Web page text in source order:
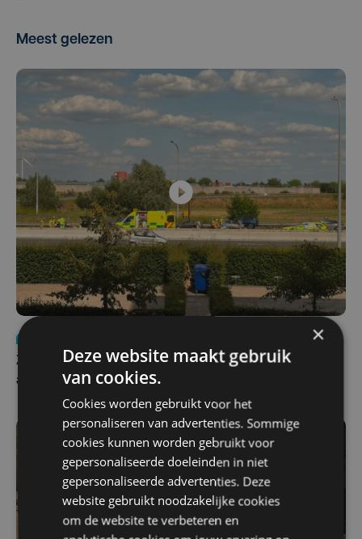
Meest gelezen
Zwaar ongeval op E403 in Izegem: drie rijstroken
afgesloten
×
Deze website maakt gebruik
van cookies.
Cookies worden gebruikt voor het
personaliseren van advertenties. Sommige
cookies kunnen worden gebruikt voor
gepersonaliseerde doeleinden in niet
gepersonaliseerde advertenties. Deze
website gebruikt noodzakelijke cookies
om de website te verbeteren en